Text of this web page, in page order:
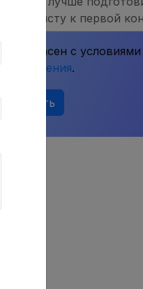
Я согласен с условиями
соглашения.
Отправить